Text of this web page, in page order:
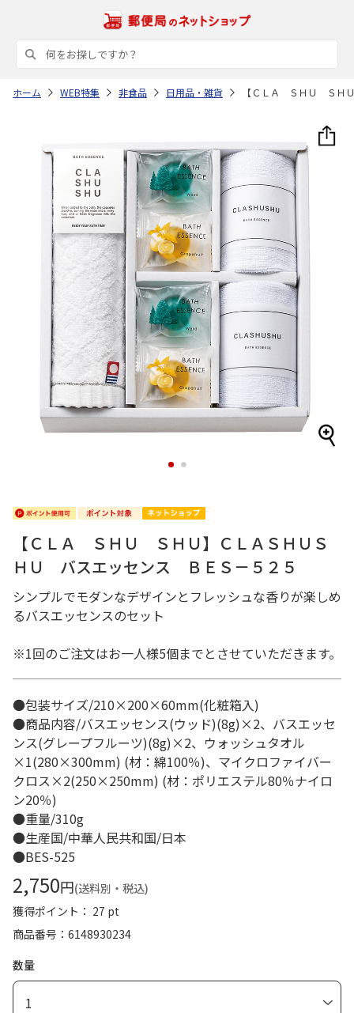
ホーム WEB特集 非食品 日用品・雑貨 【ＣＬＡ ＳＨＵ ＳＨ
1 2
【ＣＬＡ ＳＨＵ ＳＨＵ】ＣＬＡＳＨＵＳ
ＨＵ バスエッセンス ＢＥＳ－５２５
シンプルでモダンなデザインとフレッシュな香りが楽しめ
るバスエッセンスのセット
※1回のご注文はお一人様5個までとさせていただきます。
●包装サイズ/210×200×60mm(化粧箱入)
●商品内容/バスエッセンス(ウッド)(8g)×2、バスエッセ
ンス(グレープフルーツ)(8g)×2、ウォッシュタオル
×1(280×300mm) (材：綿100％)、マイクロファイバー
クロス×2(250×250mm) (材：ポリエステル80％ナイロ
ン20％)
●重量/310g
●生産国/中華人民共和国/日本
●BES-525
2,750円(送料別・税込)
獲得ポイント： 27 pt
商品番号
6148930234
数量
1